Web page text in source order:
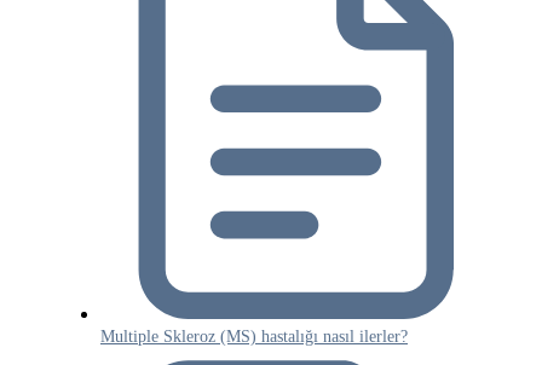
Multiple Skleroz (MS) hastalığı nasıl ilerler?